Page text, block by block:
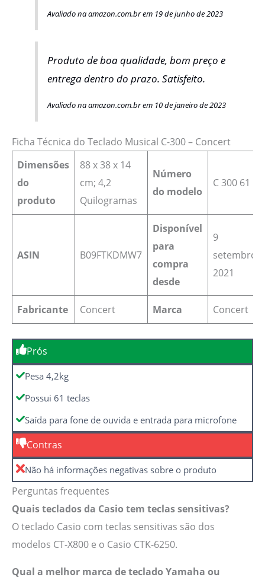
Avaliado na amazon.com.br em 19 de junho de 2023
Produto de boa qualidade, bom preço e
entrega dentro do prazo. Satisfeito.
Avaliado na amazon.com.br em 10 de janeiro de 2023
Ficha Técnica do Teclado Musical C-300 – Concert
Dimensões
do
produto
‎88 x 38 x 14
cm; 4,2
Quilogramas
Número
do modelo
‎C 300 61
ASIN B09FTKDMW7
Disponível
para
compra
desde
9
setembro
2021
Fabricante Concert Marca Concert
Prós
Pesa 4,2kg
Possui 61 teclas
Saída para fone de ouvida e entrada para microfone
Contras
Não há informações negativas sobre o produto
Perguntas frequentes
Quais teclados da Casio tem teclas sensitivas?
O teclado Casio com teclas sensitivas são dos
modelos CT-X800 e o Casio CTK-6250.
Qual a melhor marca de teclado Yamaha ou